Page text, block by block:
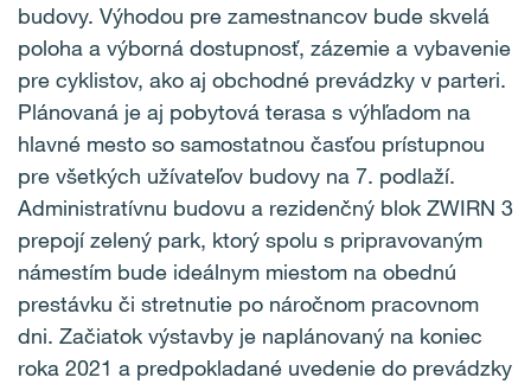
budovy. Výhodou pre zamestnancov bude skvelá
poloha a výborná dostupnosť, zázemie a vybavenie
pre cyklistov, ako aj obchodné prevádzky v parteri.
Plánovaná je aj pobytová terasa s výhľadom na
hlavné mesto so samostatnou časťou prístupnou
pre všetkých užívateľov budovy na 7. podlaží.
Administratívnu budovu a rezidenčný blok ZWIRN 3
prepojí zelený park, ktorý spolu s pripravovaným
námestím bude ideálnym miestom na obednú
prestávku či stretnutie po náročnom pracovnom
dni. Začiatok výstavby je naplánovaný na koniec
roka 2021 a predpokladané uvedenie do prevádzky